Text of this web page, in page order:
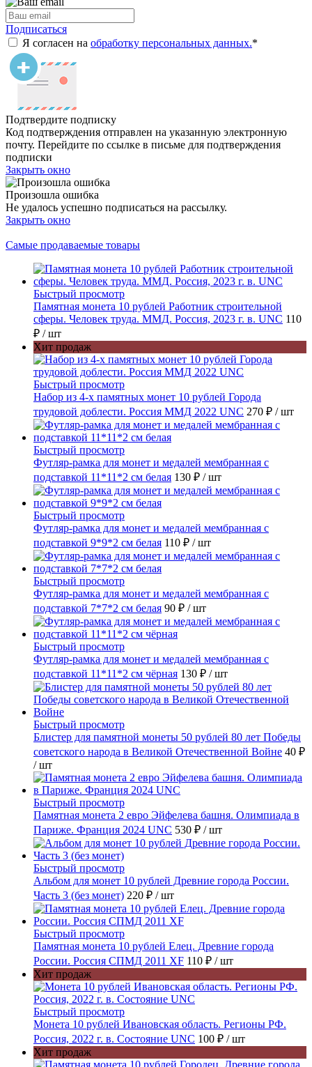
Подписаться
Я согласен на обработку персональных данных.*
Подтвердите подписку
Код подтверждения отправлен на указанную электронную
почту. Перейдите по ссылке в письме для подтверждения
подписки
Закрыть окно
Произошла ошибка
Не удалось успешно подписаться на рассылку.
Закрыть окно
Самые продаваемые товары
Быстрый просмотр
Памятная монета 10 рублей Работник строительной
сферы. Человек труда. ММД. Россия, 2023 г. в. UNC 110
₽ / шт
Хит продаж
Быстрый просмотр
Набор из 4-х памятных монет 10 рублей Города
трудовой доблести. Россия ММД 2022 UNC 270 ₽ / шт
Быстрый просмотр
Футляр-рамка для монет и медалей мембранная с
подставкой 11*11*2 см белая 130 ₽ / шт
Быстрый просмотр
Футляр-рамка для монет и медалей мембранная с
подставкой 9*9*2 см белая 110 ₽ / шт
Быстрый просмотр
Футляр-рамка для монет и медалей мембранная с
подставкой 7*7*2 см белая 90 ₽ / шт
Быстрый просмотр
Футляр-рамка для монет и медалей мембранная с
подставкой 11*11*2 см чёрная 130 ₽ / шт
Быстрый просмотр
Блистер для памятной монеты 50 рублей 80 лет Победы
советского народа в Великой Отечественной Войне 40 ₽
/ шт
Быстрый просмотр
Памятная монета 2 евро Эйфелева башня. Олимпиада в
Париже. Франция 2024 UNC 530 ₽ / шт
Быстрый просмотр
Альбом для монет 10 рублей Древние города России.
Часть 3 (без монет) 220 ₽ / шт
Быстрый просмотр
Памятная монета 10 рублей Елец. Древние города
России. Россия СПМД 2011 XF 110 ₽ / шт
Хит продаж
Быстрый просмотр
Монета 10 рублей Ивановская область. Регионы РФ.
Россия, 2022 г. в. Состояние UNC 100 ₽ / шт
Хит продаж